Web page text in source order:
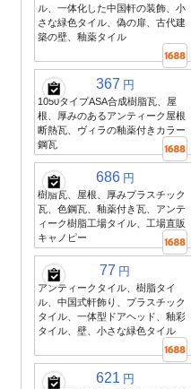
ル、一体化した中国軒の装飾、小
さな緑色タイル、偽の扉、古代建
築の壁、釉薬タイル
367 円
1050タイプASA合成樹脂瓦、屋
根、厚みのあるアンティーク屋根
断熱瓦、ヴィラの釉薬付きカラー
鋼瓦
686 円
樹脂瓦、屋根、厚みプラスチック
瓦、色鋼瓦、釉薬付き瓦、アンテ
ィーク樹脂工場タイル、工場直販
キャノピー
77 円
アンティークタイル、樹脂タイ
ル、中国式軒飾り、プラスチック
タイル、一体型ドアヘッド、釉彩
タイル、壁、小さな緑色タイル
621 円